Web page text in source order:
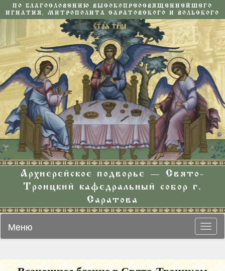
ПО БЛАГОСЛОВЕНИЮ ВЫСОКОПРЕОСВЯЩЕННЕЙШЕГО
ИГНАТИЯ, МИТРОПОЛИТА САРАТОВСКОГО И ВОЛЬСКОГО
Архиерейское подворье — Свято-
Троицкий кафедральный собор г.
Саратова
Меню